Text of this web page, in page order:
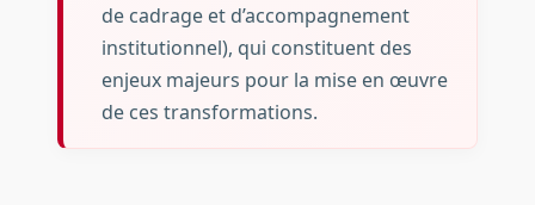
de cadrage et d’accompagnement
institutionnel), qui constituent des
enjeux majeurs pour la mise en œuvre
de ces transformations.